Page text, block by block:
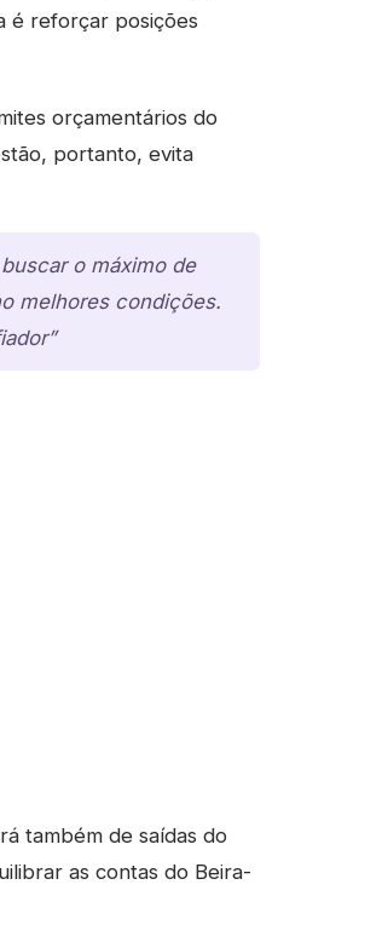
é reforçar posições
orçamentários do
portanto, evita
o máximo de
melhores condições.
também de saídas do
as contas do Beira-